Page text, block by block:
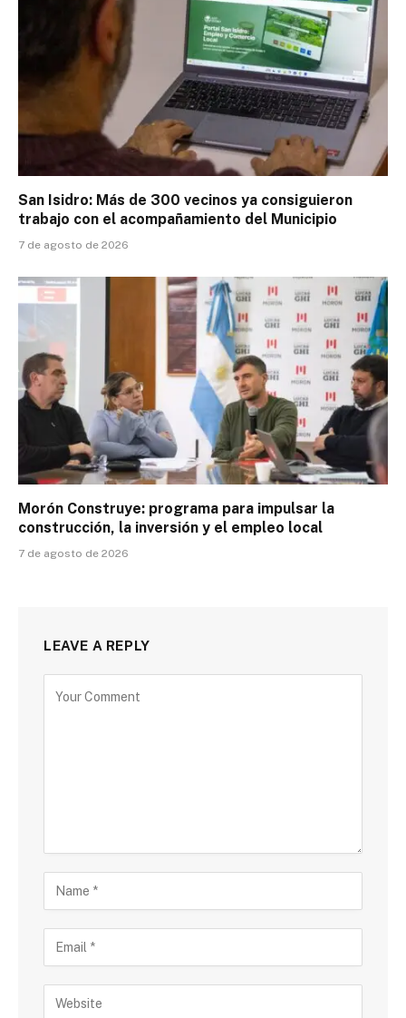
San Isidro: Más de 300 vecinos ya consiguieron
trabajo con el acompañamiento del Municipio
7 de agosto de 2026
Morón Construye: programa para impulsar la
construcción, la inversión y el empleo local
7 de agosto de 2026
LEAVE A REPLY